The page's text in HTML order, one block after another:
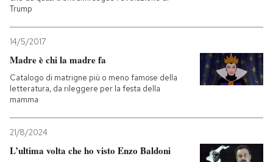
Trump
14/5/2017
Madre è chi la madre fa
Catalogo di matrigne più o meno famose della
letteratura, da rileggere per la festa della
mamma
21/8/2024
L’ultima volta che ho visto Enzo Baldoni